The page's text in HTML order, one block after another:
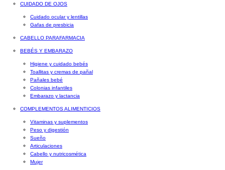
CUIDADO DE OJOS
Cuidado ocular y lentillas
Gafas de presbicia
CABELLO PARAFARMACIA
BEBÉS Y EMBARAZO
Higiene y cuidado bebés
Toallitas y cremas de pañal
Pañales bebé
Colonias infantiles
Embarazo y lactancia
COMPLEMENTOS ALIMENTICIOS
Vitaminas y suplementos
Peso y digestión
Sueño
Articulaciones
Cabello y nutricosmética
Mujer